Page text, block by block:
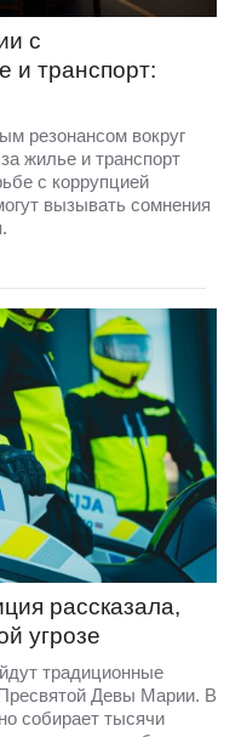
с
и транспорт:
резонансом вокруг
жилье и транспорт
с коррупцией
вызывать сомнения
рассказала,
угрозе
традиционные
Девы Марии. В
собирает тысячи